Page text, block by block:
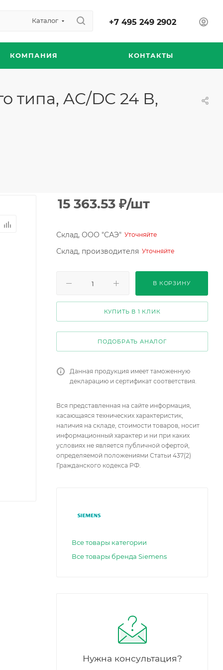
Каталог +7 495 249 2902
КОМПАНИЯ КОНТАКТЫ
типа, AC/DC 24 В,
15 363.53 ₽/шт
Склад, ООО "САЭ" Уточняйте
Склад, производителя Уточняйте
В КОРЗИНУ
КУПИТЬ В 1 КЛИК
ПОДОБРАТЬ АНАЛОГ
Данная продукция имеет таможенную
декларацию и сертификат соответствия.
Вся представленная на сайте информация,
касающаяся технических характеристик,
наличия на складе, стоимости товаров, носит
информационный характер и ни при каких
условиях не является публичной офертой,
определяемой положениями Статьи 437(2)
Гражданского кодекса РФ.
Все товары категории
Все товары бренда Siemens
Нужна консультация?